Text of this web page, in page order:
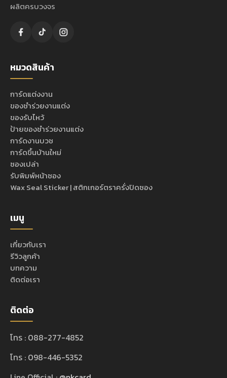
ผลิตครบวงจร
หมวดสินค้า
การ์ดแต่งงาน
ของชำร่วยงานแต่ง
ของรับไหว้
ป้ายของชำร่วยงานแต่ง
การ์ดงานบวช
การ์ดขึ้นบ้านใหม่
ซองเปล่า
รับพิมพ์หน้าซอง
Wax Seal Sticker | สติกเกอร์ตราครั่งปิดซอง
เมนู
เกี่ยวกับเรา
รีวิวลูกค้า
บทความ
ติดต่อเรา
ติดต่อ
โทร : 088-277-4852
โทร : 098-446-5352